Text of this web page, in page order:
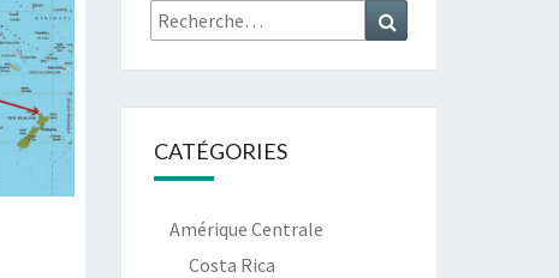
Recherche
:
CATÉGORIES
Amérique Centrale
Costa Rica